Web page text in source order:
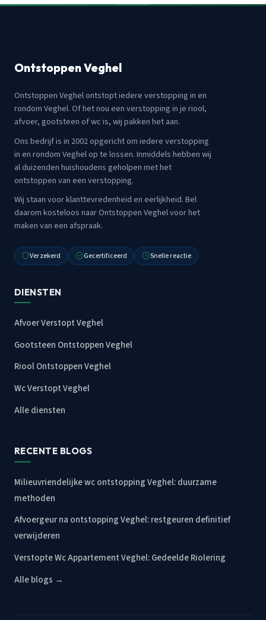
Ontstoppen Veghel
Ontstoppen Veghel ontstopt iedere verstopping in en
rondom Veghel. Of het nou een verstopping in je riool,
afvoer, gootsteen of wc is, wij pakken het aan.
Ons bedrijf is in 2002 opgericht om iedere verstopping
in en rondom Veghel op te lossen. Inmiddels hebben wij
al duizenden huishoudens geholpen met het
ontstoppen van een verstopping.
Wij staan voor klanttevredenheid en eerlijkheid. Bel
daarom kosteloos naar Ontstoppen Veghel voor het
maken van een afspraak.
Verzekerd Gecertificeerd Snelle reactie
DIENSTEN
Afvoer Verstopt Veghel
Gootsteen Ontstoppen Veghel
Riool Ontstoppen Veghel
Wc Verstopt Veghel
Alle diensten
RECENTE BLOGS
Milieuvriendelijke wc ontstopping Veghel: duurzame
methoden
Afvoergeur na ontstopping Veghel: restgeuren definitief
verwijderen
Verstopte Wc Appartement Veghel: Gedeelde Riolering
Alle blogs →